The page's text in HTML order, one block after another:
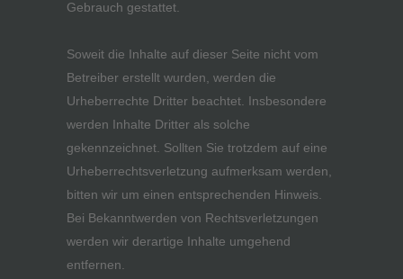
Gebrauch gestattet.
Soweit die Inhalte auf dieser Seite nicht vom
Betreiber erstellt wurden, werden die
Urheberrechte Dritter beachtet. Insbesondere
werden Inhalte Dritter als solche
gekennzeichnet. Sollten Sie trotzdem auf eine
Urheberrechtsverletzung aufmerksam werden,
bitten wir um einen entsprechenden Hinweis.
Bei Bekanntwerden von Rechtsverletzungen
werden wir derartige Inhalte umgehend
entfernen.